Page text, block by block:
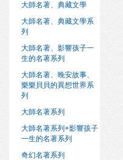
大師名著、典藏文學
大師名著、典藏文學系
列
大師名著、影響孩子一
生的名著系列
大師名著、晚安故事、
樂樂貝貝的異想世界系
列
大師名著系列
大師名著系列+影響孩子
一生的名著系列
奇幻名著系列